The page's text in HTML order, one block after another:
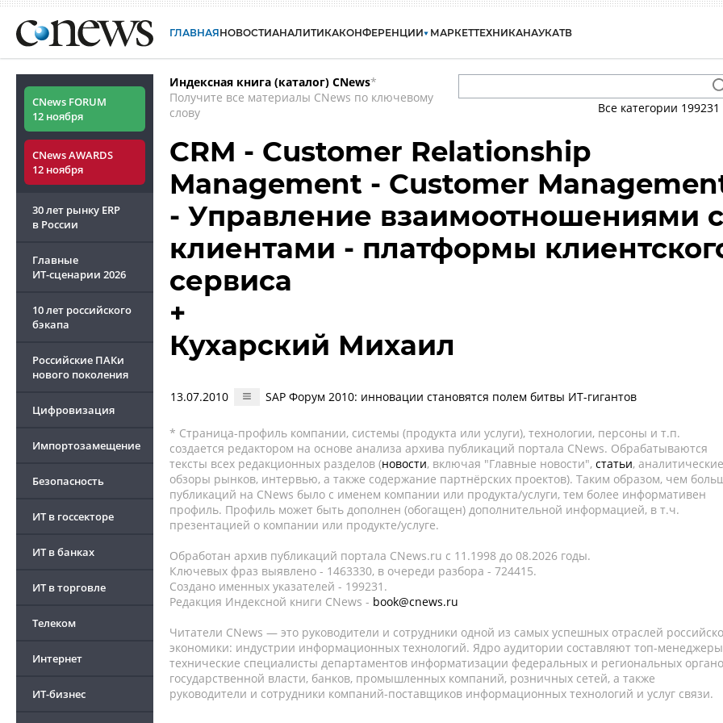
ГЛАВНАЯНОВОСТИАНАЛИТИКАКОНФЕРЕНЦИИ МАРКЕТТЕХНИКАНАУКАТВ
CNews FORUM
12 ноября
CNews AWARDS
12 ноября
30 лет рынку ERP
в России
Главные
ИТ-сценарии 2026
10 лет российского
бэкапа
Российские ПАКи
нового поколения
Цифровизация
Импортозамещение
Безопасность
ИТ в госсекторе
ИТ в банках
ИТ в торговле
Телеком
Интернет
ИТ-бизнес
Индексная книга (каталог) CNews*
Получите все материалы CNews по ключевому
слову
Все категории 199231
CRM - Customer Relationship
Management - Customer
- Управление взаимоотношениями с
клиентами - платформы
сервиса
+
Кухарский Михаил
13.07.2010 SAP Форум 2010: инновации становятся полем битвы ИТ-гигантов
* Страница-профиль компании, системы (продукта или услуги), технологии, персоны и т.п.
создается редактором на основе анализа архива публикаций портала CNews. Обрабатываются
тексты всех редакционных разделов (новости, включая "Главные новости", статьи, аналитические
обзоры рынков, интервью, а также содержание партнёрских проектов). Таким образом, чем
публикаций на CNews было с именем компании или продукта/услуги, тем более информативен
профиль. Профиль может быть дополнен (обогащен) дополнительной информацией, в т.ч.
презентацией о компании или продукте/услуге.
Обработан архив публикаций портала CNews.ru c 11.1998 до 08.2026 годы.
Ключевых фраз выявлено - 1463330, в очереди разбора - 724415.
Создано именных указателей - 199231.
Редакция Индексной книги CNews - book@cnews.ru
Читатели CNews — это руководители и сотрудники одной из самых успешных отраслей
экономики: индустрии информационных технологий. Ядро аудитории составляют топ-
технические специалисты департаментов информатизации федеральных и региональных
государственной власти, банков, промышленных компаний, розничных сетей, а также
руководители и сотрудники компаний-поставщиков информационных технологий и услуг связи.